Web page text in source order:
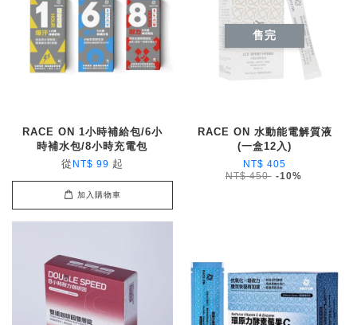
RACE ON 1小時補給包/6小
時補水包/8小時充電包
從 NT$ 99 起
加入購物車
售完
RACE ON 水動能電解質液
(一盒12入)
NT$ 405
NT$ 450 -10%